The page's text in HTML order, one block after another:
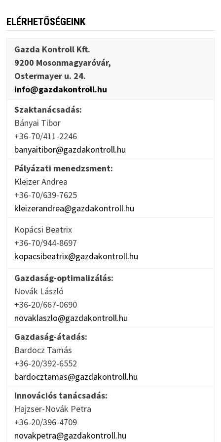
ELÉRHETŐSÉGEINK
Gazda Kontroll Kft.
9200 Mosonmagyaróvár,
Ostermayer u. 24.
info@gazdakontroll.hu
Szaktanácsadás:
Bányai Tibor
+36-70/411-2246
banyaitibor@gazdakontroll.hu
Pályázati menedzsment:
Kleizer Andrea
+36-70/639-7625
kleizerandrea@gazdakontroll.hu
Kopácsi Beatrix
+36-70/944-8697
kopacsibeatrix@gazdakontroll.hu
Gazdaság-optimalizálás:
Novák László
+36-20/667-0690
novaklaszlo@gazdakontroll.hu
Gazdaság-átadás:
Bardocz Tamás
+36-20/392-6552
bardocztamas@gazdakontroll.hu
Innovációs tanácsadás:
Hajzser-Novák Petra
+36-20/396-4709
novakpetra@gazdakontroll.hu